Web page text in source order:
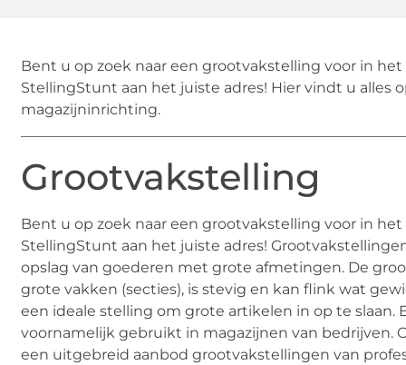
Bent u op zoek naar een grootvakstelling voor in
StellingStunt aan het juiste adres! Hier vindt u alles
magazijninrichting.
Grootvakstelling
Bent u op zoek naar een grootvakstelling voor in
StellingStunt aan het juiste adres!
opslag van goederen met grote afmetingen. De
grote vakken (secties), is stevig en kan flink wat
een ideale stelling om grote artikelen in op te
voornamelijk gebruikt in magazijnen van bedrijven.
een uitgebreid aanbod grootvakstellingen van